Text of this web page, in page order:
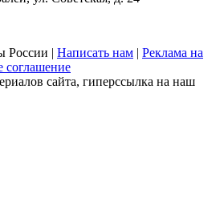
России | Написать нам | Реклама на
соглашение
сайта, гиперссылка на наш